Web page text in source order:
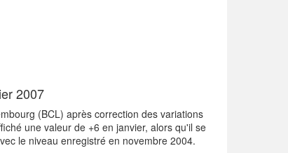
2007
(BCL) après correction des variations
une valeur de +6 en janvier, alors qu'il se
le niveau enregistré en novembre 2004.